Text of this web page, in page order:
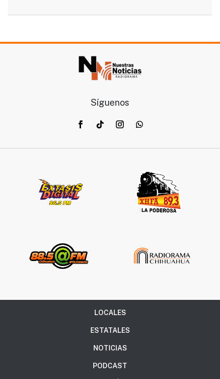
Síguenos
LOCALES
ESTATALES
NOTICIAS
PODCAST